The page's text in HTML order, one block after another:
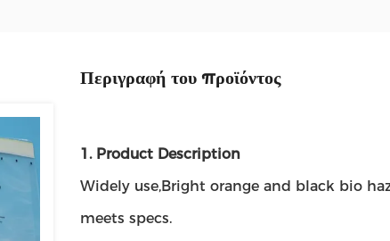
Περιγραφή του προϊόντος
1. Product Description
Widely use,Bright orange and black bio
meets specs.